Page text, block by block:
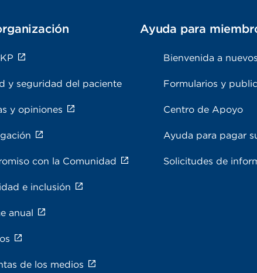
y seguridad del paciente
y opiniones
con la Comunidad
e inclusión
anual
de los medios
Ayuda para
Bienvenida a
Formularios y
Centro de Apoyo
Ayuda para pagar
Solicitudes de